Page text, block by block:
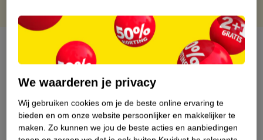
Over dit product
Etiketinformatie
We waarderen je privacy
Wij gebruiken cookies om je de beste online ervaring te
bieden en om onze website persoonlijker en makkelijker te
maken. Zo kunnen we jou de beste acties en aanbiedingen